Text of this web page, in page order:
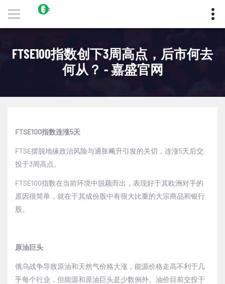
FTSE100指数创下3周高点，后市何去
何从？ - 嘉盛官网
FTSE100指数连涨5天
FTSE摆脱地缘政治风险与通胀飚升引发的关切，连涨5天后交
投于3周高点。
FTSE100指数在当前环境中脱颖而出，表现好于其欧洲对手的
原因很简单，就在于其成份股中有很大比重的大宗商品和银行
股。
原油巨头
俄乌战争导致原油和天然气价格大涨，能源价格走高不利于几
乎每个行业，但能源和原油巨头是少数例外。油价目前交投于